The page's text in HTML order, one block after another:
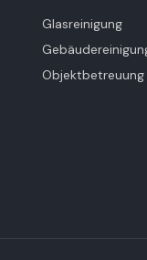
Glasreinigung
Objektbetreuung